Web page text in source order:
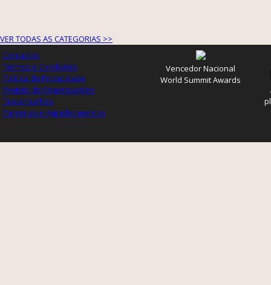
VER TODAS AS CATEGORIAS >>
Contactos
Termos e Condições
Política de Privacidade
Registo de Organizações
Testemunhos
Parcerias e Agradecimentos
Vencedor Nacional
World Summit Awards